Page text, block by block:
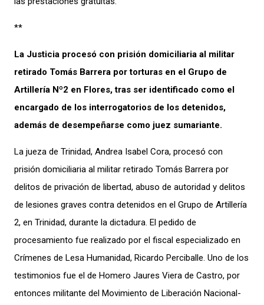
**
La Justicia procesó con prisión domiciliaria al militar
retirado Tomás Barrera por torturas en el Grupo de
Artillería Nº2 en Flores, tras ser identificado como el
encargado de los interrogatorios de los detenidos,
además de desempeñarse como juez sumariante.
La jueza de Trinidad, Andrea Isabel Cora, procesó con
prisión domiciliaria al militar retirado Tomás Barrera por
delitos de privación de libertad, abuso de autoridad y delitos
de lesiones graves contra detenidos en el Grupo de Artillería
2, en Trinidad, durante la dictadura. El pedido de
procesamiento fue realizado por el fiscal especializado en
Crímenes de Lesa Humanidad, Ricardo Perciballe. Uno de los
testimonios fue el de Homero Jaures Viera de Castro, por
entonces militante del Movimiento de Liberación Nacional-